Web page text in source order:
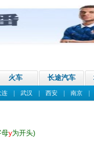
火车 长途汽车
连| 武汉 西安| 南京|
y为开头)